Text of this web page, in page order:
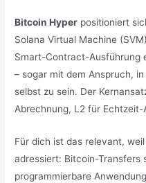
Bitcoin Hyper positioniert
Solana Virtual Machine
Smart-Contract-Ausführung
– sogar mit dem Anspruch,
selbst zu sein. Der
Abrechnung, L2 für Echtzeit-
Für dich ist das relevant,
adressiert: Bitcoin-Transfers
programmierbare